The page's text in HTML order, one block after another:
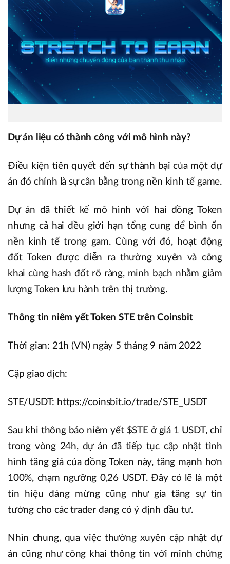
Dự án liệu có thành công với mô hình này?
Điều kiện tiên quyết đến sự thành bại của một dự
án đó chính là sự cân bằng trong nền kinh tế game.
Dự án đã thiết kế mô hình với hai đồng Token
nhưng cả hai đều giới hạn tổng cung để bình ổn
nền kinh tế trong gam. Cùng với đó, hoạt động
đốt Token được diễn ra thường xuyên và công
khai cùng hash đốt rõ ràng, minh bạch nhằm giảm
lượng Token lưu hành trên thị trường.
Thông tin niêm yết Token STE trên Coinsbit
Thời gian: 21h (VN) ngày 5 tháng 9 năm 2022
Cặp giao dịch:
STE/USDT: https://coinsbit.io/trade/STE_USDT
Sau khi thông báo niêm yết $STE ở giá 1 USDT, chỉ
trong vòng 24h, dự án đã tiếp tục cập nhật tình
hình tăng giá của đồng Token này, tăng mạnh hơn
100%, chạm ngưỡng 0,26 USDT. Đây có lẽ là một
tín hiệu đáng mừng cũng như gia tăng sự tin
tưởng cho các trader đang có ý định đầu tư.
Nhìn chung, qua việc thường xuyên cập nhật dự
án cũng như công khai thông tin với minh chứng